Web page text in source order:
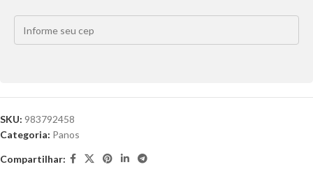
SKU: 983792458
Categoria: Panos
Compartilhar: